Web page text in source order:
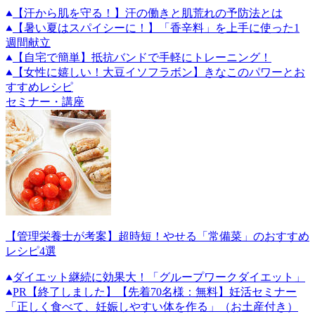
【汗から肌を守る！】汗の働きと肌荒れの予防法とは
【暑い夏はスパイシーに！】「香辛料」を上手に使った1
週間献立
【自宅で簡単】抵抗バンドで手軽にトレーニング！
【女性に嬉しい！大豆イソフラボン】きなこのパワーとお
すすめレシピ
セミナー・講座
【管理栄養士が考案】超時短！やせる「常備菜」のおすすめ
レシピ4選
ダイエット継続に効果大！「グループワークダイエット」
PR 【終了しました】【先着70名様：無料】妊活セミナー
「正しく食べて、妊娠しやすい体を作る」（お土産付き）